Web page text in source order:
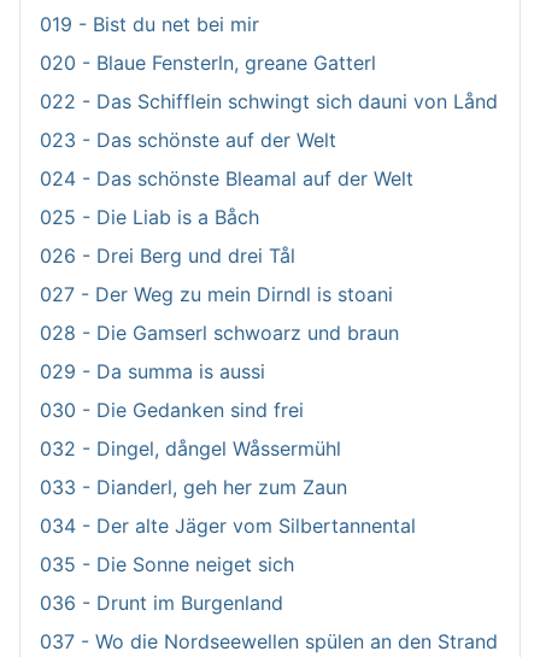
019 - Bist du net bei mir
020 - Blaue Fensterln, greane Gatterl
022 - Das Schifflein schwingt sich dauni von Lånd
023 - Das schönste auf der Welt
024 - Das schönste Bleamal auf der Welt
025 - Die Liab is a Båch
026 - Drei Berg und drei Tål
027 - Der Weg zu mein Dirndl is stoani
028 - Die Gamserl schwoarz und braun
029 - Da summa is aussi
030 - Die Gedanken sind frei
032 - Dingel, dångel Wåssermühl
033 - Dianderl, geh her zum Zaun
034 - Der alte Jäger vom Silbertannental
035 - Die Sonne neiget sich
036 - Drunt im Burgenland
037 - Wo die Nordseewellen spülen an den Strand